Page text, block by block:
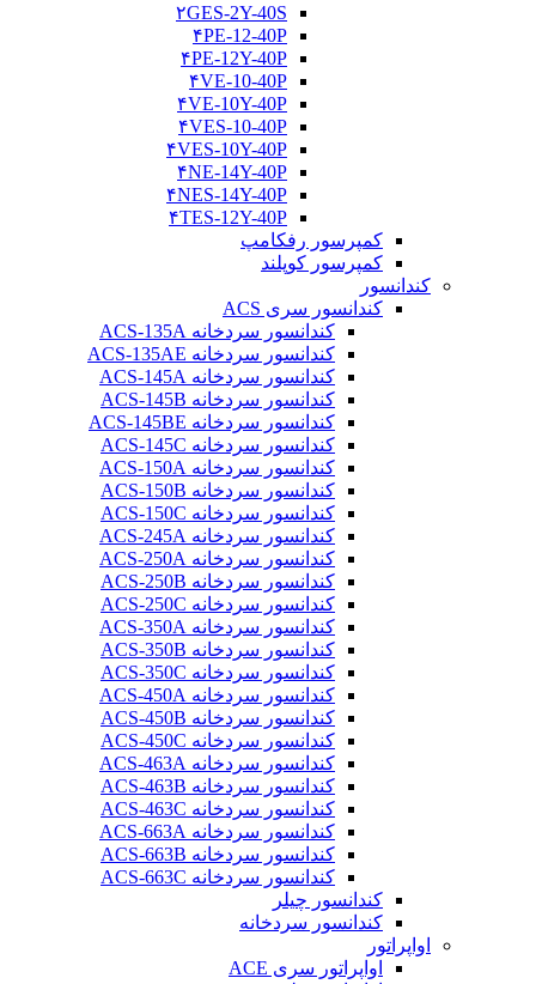
۲GES-2Y-40S
۴PE-12-40P
۴PE-12Y-40P
۴VE-10-40P
۴VE-10Y-40P
۴VES-10-40P
۴VES-10Y-40P
۴NE-14Y-40P
۴NES-14Y-40P
۴TES-12Y-40P
کمپرسور رفکامپ
کمپرسور کوپلند
کندانسور
کندانسور سری ACS
کندانسور سردخانه ACS-135A
کندانسور سردخانه ACS-135AE
کندانسور سردخانه ACS-145A
کندانسور سردخانه ACS-145B
کندانسور سردخانه ACS-145BE
کندانسور سردخانه ACS-145C
کندانسور سردخانه ACS-150A
کندانسور سردخانه ACS-150B
کندانسور سردخانه ACS-150C
کندانسور سردخانه ACS-245A
کندانسور سردخانه ACS-250A
کندانسور سردخانه ACS-250B
کندانسور سردخانه ACS-250C
کندانسور سردخانه ACS-350A
کندانسور سردخانه ACS-350B
کندانسور سردخانه ACS-350C
کندانسور سردخانه ACS-450A
کندانسور سردخانه ACS-450B
کندانسور سردخانه ACS-450C
کندانسور سردخانه ACS-463A
کندانسور سردخانه ACS-463B
کندانسور سردخانه ACS-463C
کندانسور سردخانه ACS-663A
کندانسور سردخانه ACS-663B
کندانسور سردخانه ACS-663C
کندانسور چیلر
کندانسور سردخانه
اواپراتور
اواپراتور سری ACE